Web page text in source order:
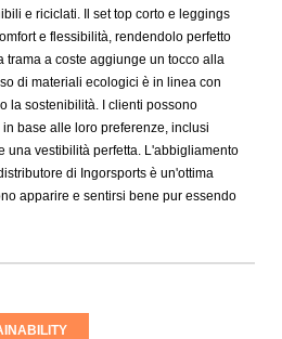
e riciclati. Il set top corto e leggings
e flessibilità, rendendolo perfetto
trama a coste aggiunge un tocco alla
di materiali ecologici è in linea con
la sostenibilità. I clienti possono
​​base alle loro preferenze, inclusi
una vestibilità perfetta. L'abbigliamento
di Ingorsports è un'ottima
apparire e sentirsi bene pur essendo